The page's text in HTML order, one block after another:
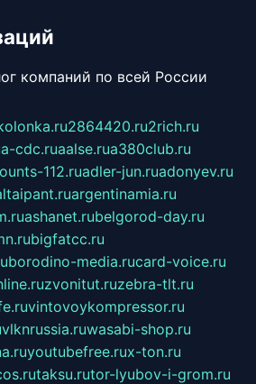
компаний по всей России
2864420.ru2rich.ru
a-cdc.ruaalse.rua380club.ru
112.ruadler-jun.ruadonyev.ru
argentinamia.ru
ashanet.rubelgorod-day.ru
bigfatcc.ru
borodino-media.rucard-voice.ru
zvonitut.ruzebra-tlt.ru
vintovoykompressor.ru
vlknrussia.ruwasabi-shop.ru
youtubefree.rux-ton.ru
taksu.rutor-lyubov-i-grom.ru